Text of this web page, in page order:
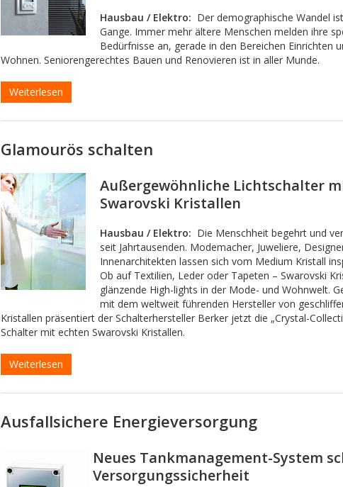
Hausbau / Elektro: Der demographische Wandel
Gange. Immer mehr ältere Menschen melden ihre
Bedürfnisse an, gerade in den Bereichen Einrichten
Wohnen. Seniorengerechtes Bauen und Renovieren ist in aller Munde.
Weiterlesen
Glamourös schalten
Außergewöhnliche Lichtschalter
Swarovski Kristallen
Hausbau / Elektro: Die Menschheit begehrt und
seit Jahrtausenden. Modemacher, Juweliere,
Innenarchitekten lassen sich vom Medium Kristall
Ob auf Textilien, Leder oder Tapeten – Swarovski
glänzende High-lights in der Mode- und Wohnwelt.
mit dem weltweit führenden Hersteller von
Kristallen präsentiert der Schalterhersteller Berker jetzt die „Crystal-
Schalter mit echten Swarovski Kristallen.
Weiterlesen
Ausfallsichere Energieversorgung
Neues Tankmanagement-System
Versorgungssicherheit